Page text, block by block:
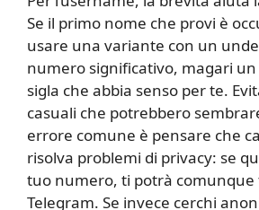
Se il primo nome che provi è
usare una variante con un
numero significativo, magari
sigla che abbia senso per te.
casuali che potrebbero
errore comune è pensare che
risolva problemi di privacy: se
tuo numero, ti potrà comunque
Telegram. Se invece cerchi